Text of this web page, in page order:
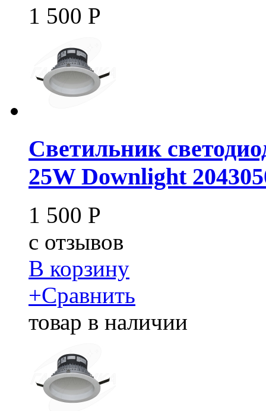
1 500 Р
Светильник
25W Downlight
1 500 Р
c отзывов
В корзину
+Сравнить
товар в наличии